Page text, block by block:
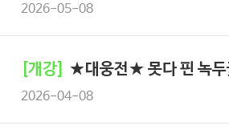
2026-05-08
[개강] ★대웅전★ 못다 핀 녹두
2026-04-08